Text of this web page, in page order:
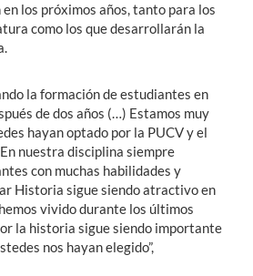
los próximos años, tanto para los
como los que desarrollarán la
la formación de estudiantes en
de dos años (…) Estamos muy
hayan optado por la PUCV y el
nuestra disciplina siempre
con muchas habilidades y
Historia sigue siendo atractivo en
vivido durante los últimos
la historia sigue siendo importante
nos hayan elegido”,